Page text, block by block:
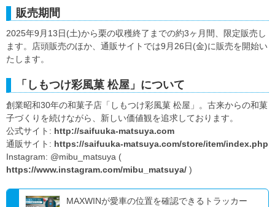
販売期間
2025年9月13日(土)から栗の収穫終了までの約3ヶ月間、限定販売し
ます。店頭販売のほか、通販サイトでは9月26日(金)に販売を開始い
たします。
「しもつけ彩風菓 松屋」について
創業昭和30年の和菓子店「しもつけ彩風菓 松屋」。古来からの和菓
子づくりを続けながら、新しい価値観を追求しております。
公式サイト: http://saifuuka-matsuya.com
通販サイト: https://saifuuka-matsuya.com/store/item/index.php
Instagram: @mibu_matsuya (
https://www.instagram.com/mibu_matsuya/ )
MAXWINが愛車の位置を確認できるトラッカー